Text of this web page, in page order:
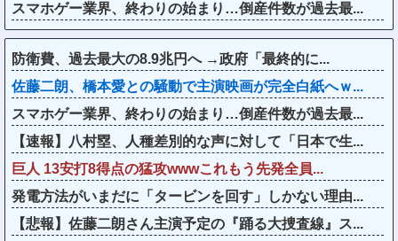
スマホゲー業界、終わりの始まり…倒産件数が過去最...
防衛費、過去最大の8.9兆円へ →政府「最終的に...
佐藤二朗、橋本愛との騒動で主演映画が完全白紙へｗ...
スマホゲー業界、終わりの始まり…倒産件数が過去最...
【速報】八村塁、人種差別的な声に対して「日本で生...
巨人 13安打8得点の猛攻wwwこれもう先発全員...
発電方法がいまだに「タービンを回す」しかない理由...
【悲報】佐藤二朗さん主演予定の『踊る大捜査線』ス...